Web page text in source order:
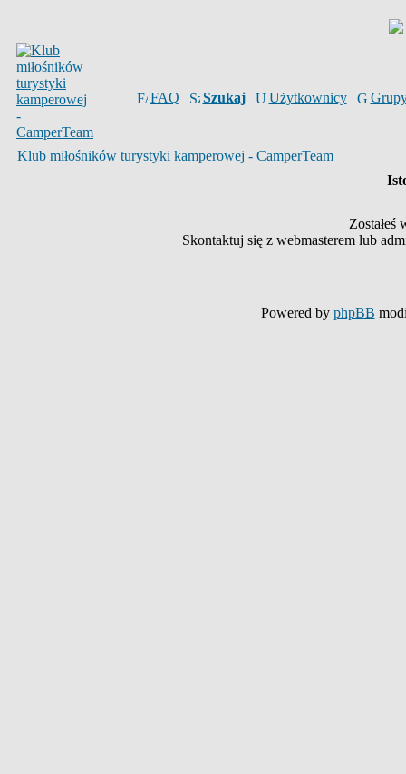
FAQ Szukaj Użytkownicy
Klub miłośników turystyki kamperowej - CamperTeam
Zostałeś
Skontaktuj się z webmasterem lub
Powered by phpBB